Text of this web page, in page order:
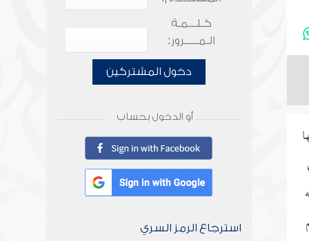
كـلـــمـة
الـمـــــرور:
دخول المشتركين
أو الدخول بحساب
استرجاع الرمز السري